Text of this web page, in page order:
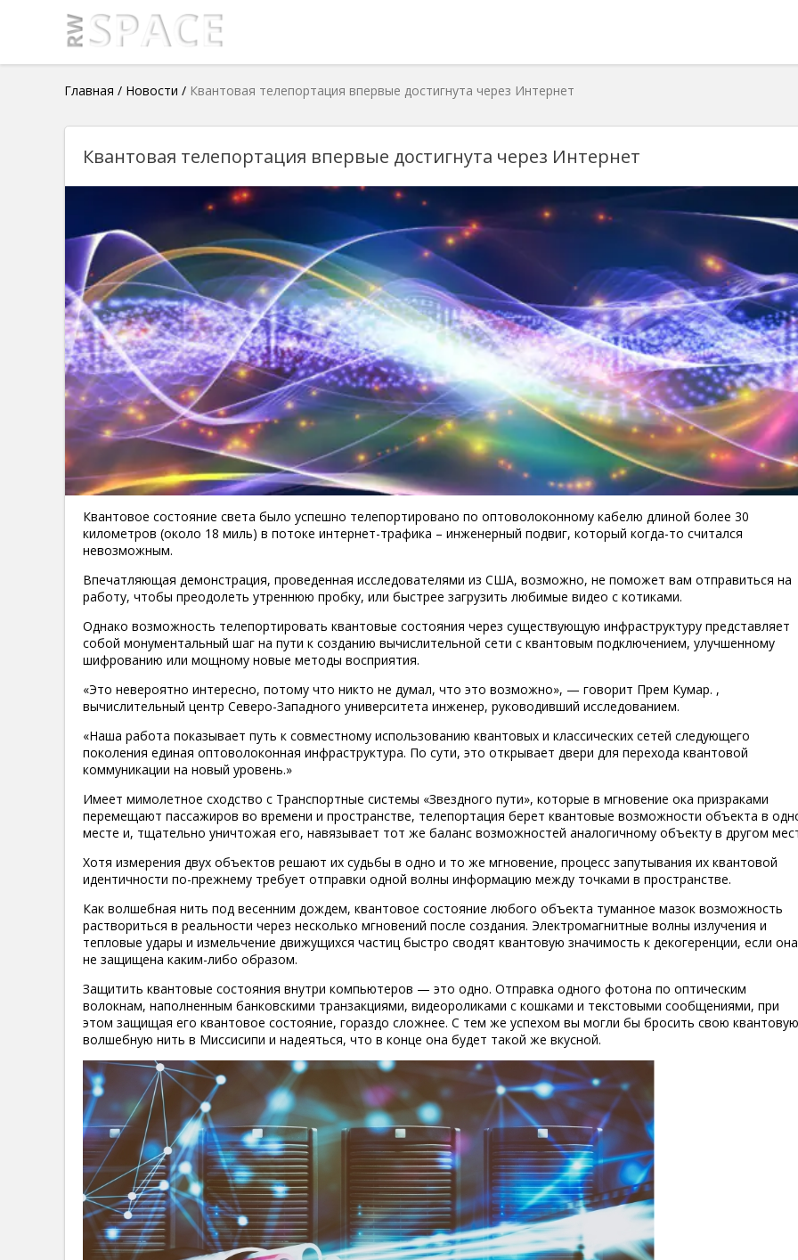
Главная / Новости / Квантовая телепортация впервые достигнута через Интернет
Квантовая телепортация впервые достигнута через Интернет
Квантовое состояние света было успешно телепортировано по оптоволоконному кабелю длиной более 30
километров (около 18 миль) в потоке интернет-трафика – инженерный подвиг, который когда-то считался
невозможным.
Впечатляющая демонстрация, проведенная исследователями из США, возможно, не поможет вам отправиться на
работу, чтобы преодолеть утреннюю пробку, или быстрее загрузить любимые видео с котиками.
Однако возможность телепортировать квантовые состояния через существующую инфраструктуру представляет
собой монументальный шаг на пути к созданию вычислительной сети с квантовым подключением, улучшенному
шифрованию или мощному новые методы восприятия.
«Это невероятно интересно, потому что никто не думал, что это возможно», — говорит Прем Кумар. ,
вычислительный центр Северо-Западного университета инженер, руководивший исследованием.
«Наша работа показывает путь к совместному использованию квантовых и классических сетей следующего
поколения единая оптоволоконная инфраструктура. По сути, это открывает двери для перехода квантовой
коммуникации на новый уровень.»
Имеет мимолетное сходство с Транспортные системы «Звездного пути», которые в мгновение ока призраками
перемещают пассажиров во времени и пространстве, телепортация берет квантовые возможности объекта в
месте и, тщательно уничтожая его, навязывает тот же баланс возможностей аналогичному объекту в другом
Хотя измерения двух объектов решают их судьбы в одно и то же мгновение, процесс запутывания их квантовой
идентичности по-прежнему требует отправки одной волны информацию между точками в пространстве.
Как волшебная нить под весенним дождем, квантовое состояние любого объекта туманное мазок возможность
раствориться в реальности через несколько мгновений после создания. Электромагнитные волны излучения и
тепловые удары и измельчение движущихся частиц быстро сводят квантовую значимость к декогеренции, если она
не защищена каким-либо образом.
Защитить квантовые состояния внутри компьютеров — это одно. Отправка одного фотона по оптическим
волокнам, наполненным банковскими транзакциями, видеороликами с кошками и текстовыми сообщениями, при
этом защищая его квантовое состояние, гораздо сложнее. С тем же успехом вы могли бы бросить свою квантовую
волшебную нить в Миссисипи и надеяться, что в конце она будет такой же вкусной.